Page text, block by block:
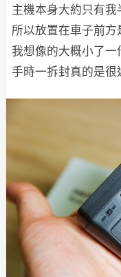
主機本身大約只有我
所以放置在車子前
我想像的大概小了一
手時一拆封真的是很